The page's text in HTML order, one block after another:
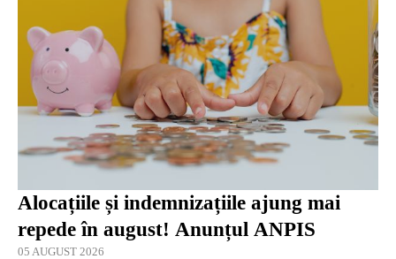
Alocațiile și indemnizațiile ajung mai
repede în august! Anunțul ANPIS
05 AUGUST 2026